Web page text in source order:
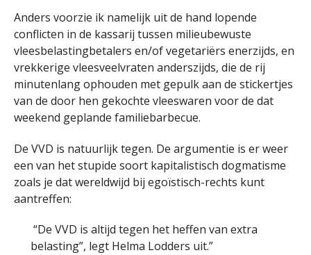
Anders voorzie ik namelijk uit de hand lopende
conflicten in de kassarij tussen milieubewuste
vleesbelastingbetalers en/of vegetariërs enerzijds, en
vrekkerige vleesveelvraten anderszijds, die de rij
minutenlang ophouden met gepulk aan de stickertjes
van de door hen gekochte vleeswaren voor de dat
weekend geplande familiebarbecue.
De VVD is natuurlijk tegen. De argumentie is er weer
een van het stupide soort kapitalistisch dogmatisme
zoals je dat wereldwijd bij egoïstisch-rechts kunt
aantreffen:
“De VVD is altijd tegen het heffen van extra
belasting”, legt Helma Lodders uit.”